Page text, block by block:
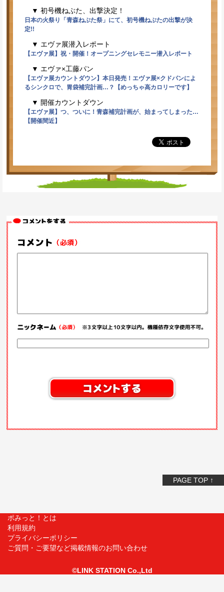
▼ 初号機ねぶた、出撃決定！
日本の火祭り「青森ねぶた祭」にて、初号機ねぶたの出撃が決
定!!
▼ エヴァ展潜入レポート
【エヴァ展】祝・開催！オープニングセレモニー潜入レポート
▼ エヴァ×工藤パン
【エヴァ展カウントダウン】本日発売！エヴァ展×クドパンによ
るシンクロで、胃袋補完計画…？【めっちゃ高カロリーです】
▼ 開催カウントダウン
【エヴァ展】つ、ついに！青森補完計画が、始まってしまった…
【開催間近】
PAGE TOP ↑
ポみっと！とは
利用規約
プライバシーポリシー
ご質問・ご要望など掲載情報のお問い合わせ
©LINK STATION Co.,Ltd